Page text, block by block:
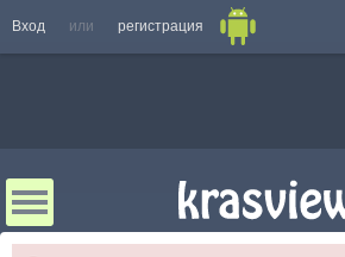
Вход или регистрация